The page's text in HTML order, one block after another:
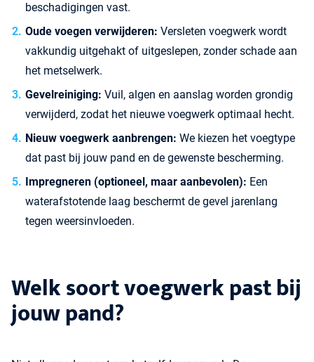
beschadigingen vast.
Oude voegen verwijderen: Versleten voegwerk wordt
vakkundig uitgehakt of uitgeslepen, zonder schade aan
het metselwerk.
Gevelreiniging: Vuil, algen en aanslag worden grondig
verwijderd, zodat het nieuwe voegwerk optimaal hecht.
Nieuw voegwerk aanbrengen: We kiezen het voegtype
dat past bij jouw pand en de gewenste bescherming.
Impregneren (optioneel, maar aanbevolen): Een
waterafstotende laag beschermt de gevel jarenlang
tegen weersinvloeden.
Welk soort voegwerk past bij
jouw pand?